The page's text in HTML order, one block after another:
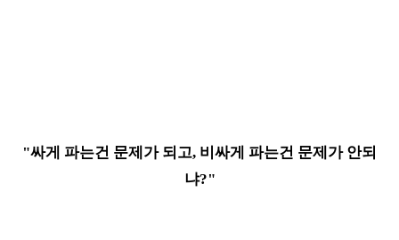
"싸게 파는건 문제가 되고, 비싸게 파는건 문제가 안되
냐?"